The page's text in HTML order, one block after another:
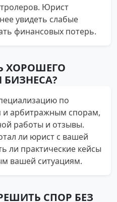
Юрист
увидеть слабые
финансовых потерь.
ХОРОШЕГО
по
и арбитражным спорам,
работы и отзывы.
ли юрист с вашей
ли практические кейсы
вашей ситуациям.
СПОР БЕЗ